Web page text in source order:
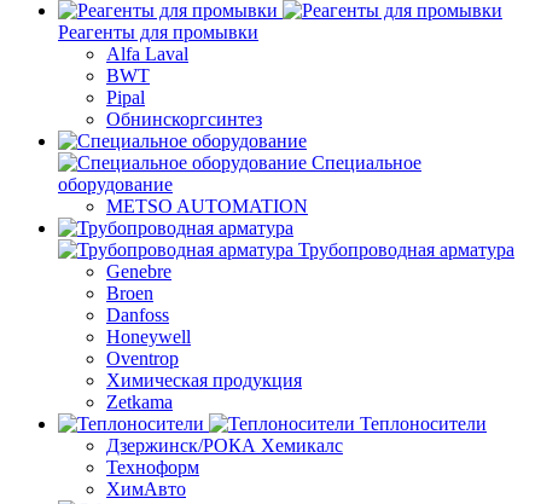
Реагенты для промывки
Alfa Laval
BWT
Pipal
Обнинскоргсинтез
Специальное
оборудование
METSO AUTOMATION
Трубопроводная арматура
Genebre
Broen
Danfoss
Honeywell
Oventrop
Химическая продукция
Zetkama
Теплоносители
Дзержинск/РОКА Хемикалс
Техноформ
ХимАвто